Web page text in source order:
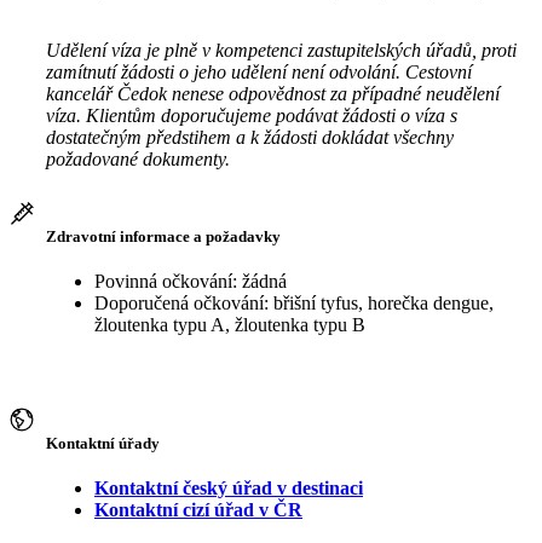
Udělení víza je plně v kompetenci zastupitelských úřadů, proti
zamítnutí žádosti o jeho udělení není odvolání. Cestovní
kancelář Čedok nenese odpovědnost za případné neudělení
víza. Klientům doporučujeme podávat žádosti o víza s
dostatečným předstihem a k žádosti dokládat všechny
požadované dokumenty.
Zdravotní informace a požadavky
Povinná očkování: žádná
Doporučená očkování: břišní tyfus, horečka dengue,
žloutenka typu A, žloutenka typu B
Kontaktní úřady
Kontaktní český úřad v destinaci
Kontaktní cizí úřad v ČR